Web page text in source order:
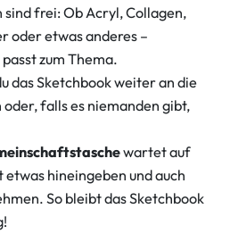
frei: Ob Acryl, Collagen,
oder etwas anderes –
zum Thema.
das Sketchbook weiter an die
oder, falls es niemanden gibt,
wartet auf
etwas hineingeben und auch
So bleibt das Sketchbook